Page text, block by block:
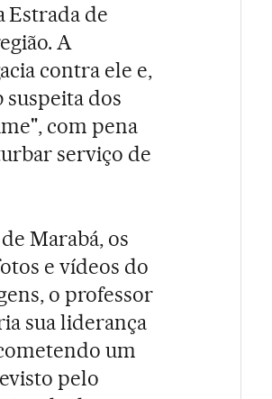
Estrada de
A
contra ele e,
suspeita dos
com pena
serviço de
Marabá, os
e vídeos do
o professor
sua liderança
um
pelo